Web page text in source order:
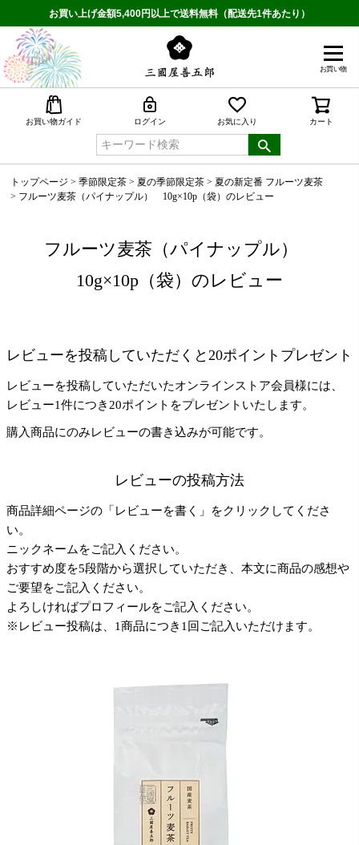
お買い上げ金額5,400円以上で送料無料（配送先1件あたり）
お買い物
お買い物ガイド ログイン お気に入り カート
トップページ 季節限定茶 夏の季節限定茶
夏の新定番 フルーツ麦茶
フルーツ麦茶（パイナップル） 10g×10p（袋）のレビュー
フルーツ麦茶（パイナップル）
10g×10p（袋）のレビュー
レビューを投稿していただくと20ポイントプレゼント
レビューを投稿していただいたオンラインストア会員様には、
レビュー1件につき20ポイントをプレゼントいたします。
購入商品にのみレビューの書き込みが可能です。
レビューの投稿方法
商品詳細ページの「レビューを書く」をクリックしてくださ
い。
ニックネームをご記入ください。
おすすめ度を5段階から選択していただき、本文に商品の感想や
ご要望をご記入ください。
よろしければプロフィールをご記入ください。
※レビュー投稿は、1商品につき1回ご記入いただけます。